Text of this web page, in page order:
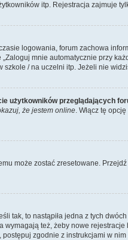
itp. Rejestracja zajmuje
logowania, forum zachowa
mnie automatycznie przy
/ na uczelni itp. Jeżeli nie
użytkowników przeglądających
że jestem online. Włącz tę
może zostać zresetowane.
tak, to nastąpiła jedna z tych
też, żeby nowe
zgodnie z instrukcjami w